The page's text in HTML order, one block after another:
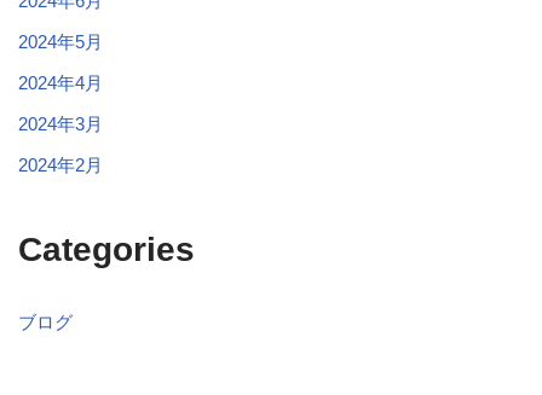
2024年5月
2024年4月
2024年3月
2024年2月
Categories
ブログ